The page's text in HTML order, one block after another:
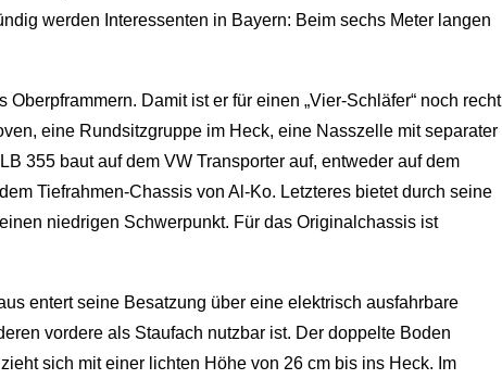
werden Interessenten in Bayern: Beim sechs Meter langen
Oberpframmern. Damit ist er für einen „Vier-Schläfer“ noch recht
eine Rundsitzgruppe im Heck, eine Nasszelle mit separater
355 baut auf dem VW Transporter auf, entweder auf dem
Tiefrahmen-Chassis von Al-Ko. Letzteres bietet durch seine
niedrigen Schwerpunkt. Für das Originalchassis ist
entert seine Besatzung über eine elektrisch ausfahrbare
vordere als Staufach nutzbar ist. Der doppelte Boden
sich mit einer lichten Höhe von 26 cm bis ins Heck. Im